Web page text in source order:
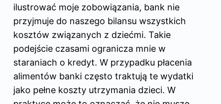
ilustrować moje zobowiązania, bank nie
przyjmuje do naszego bilansu wszystkich
kosztów związanych z dziećmi. Takie
podejście czasami ogranicza mnie w
staraniach o kredyt. W przypadku płacenia
alimentów banki często traktują te wydatki
jako pełne koszty utrzymania dzieci. W